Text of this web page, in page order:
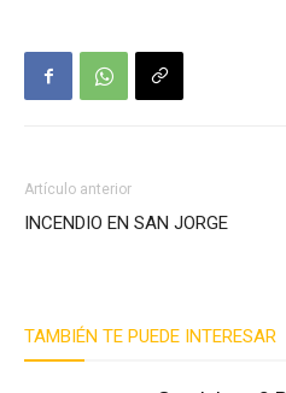
Artículo anterior
INCENDIO EN SAN JORGE
TAMBIÉN TE PUEDE INTERESAR